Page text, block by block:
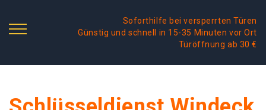
Soforthilfe bei versperrten Türen
Günstig und schnell in 15-35 Minuten vor Ort
Türöffnung ab 30 €